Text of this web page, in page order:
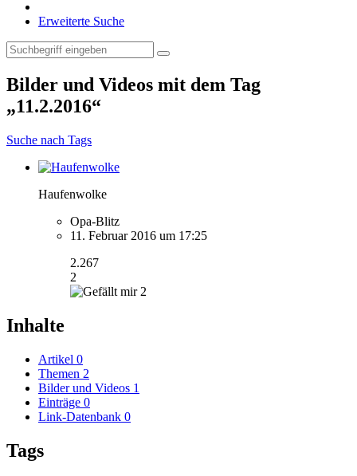
Erweiterte Suche
Bilder und Videos mit dem Tag
„11.2.2016“
Suche nach Tags
Haufenwolke
Opa-Blitz
11. Februar 2016 um 17:25
2.267
2
2
Inhalte
Artikel 0
Themen 2
Bilder und Videos 1
Einträge 0
Link-Datenbank 0
Tags